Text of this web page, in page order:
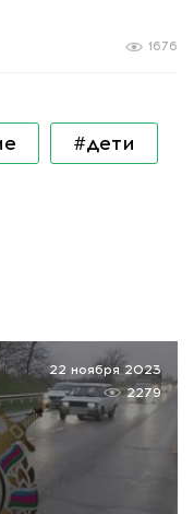
1676
#дети
22 ноября 2023
2279